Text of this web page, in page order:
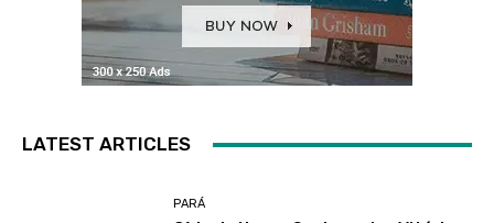
LATEST ARTICLES
PARÁ